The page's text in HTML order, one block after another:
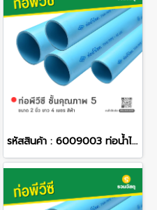
รหัสสินค้า : 6009003 ท่อน้ำไทย ท่อพีวีซี ชั้นคุณภาพ 5 ขนาด 2 นิ้ว ยาว 4 เมตร สีฟ้า